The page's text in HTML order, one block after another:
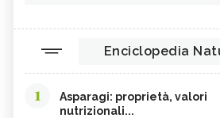
Enciclopedia
1
Asparagi: proprietà, valori
nutrizionali...